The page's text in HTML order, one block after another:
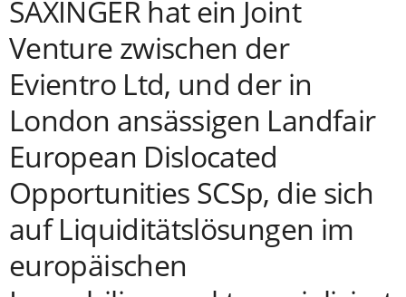
SAXINGER hat ein Joint
Venture zwischen der
Evientro Ltd, und der in
London ansässigen Landfair
European Dislocated
Opportunities SCSp, die sich
auf Liquiditätslösungen im
europäischen